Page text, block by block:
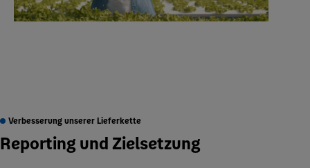
Verbesserung unserer Lieferkette
Reporting und Zielsetzung